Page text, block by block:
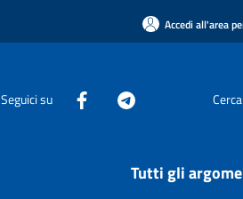
Accedi all'area
Seguici su Cerca
Tutti gli